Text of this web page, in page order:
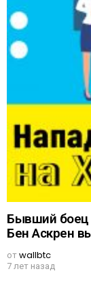
Бывший боец
Бен Аскрен
отwallbtc
7 лет назад